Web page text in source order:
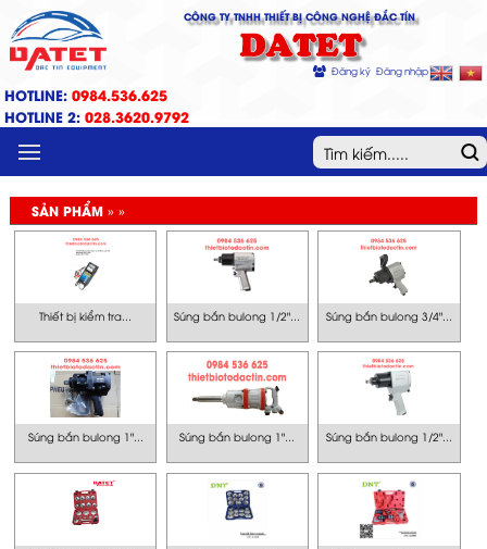
CÔNG TY TNHH THIẾT BỊ CÔNG NGHỆ ĐẮC TÍN
DATET
Đăng ký Đăng nhập
HOTLINE: 0984.536.625
HOTLINE 2: 028.3620.9792
MENU
SẢN PHẨM » »
Thiết bị kiểm tra... Súng bắn bulong 1/2"... Súng bắn bulong 3/4"...
Súng bắn bulong 1"... Súng bắn bulong 1"... Súng bắn bulong 1/2"...